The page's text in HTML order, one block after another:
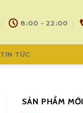
8:00 - 22:00
TIN TỨC
SẢN PHẨM MỚI